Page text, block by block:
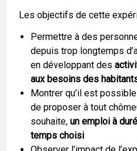
Les objectifs de cette
Permettre à des
depuis trop longtemps
en développant des
aux besoins des
Montrer qu’il est
de proposer à tout
souhaite, un emploi à
temps choisi